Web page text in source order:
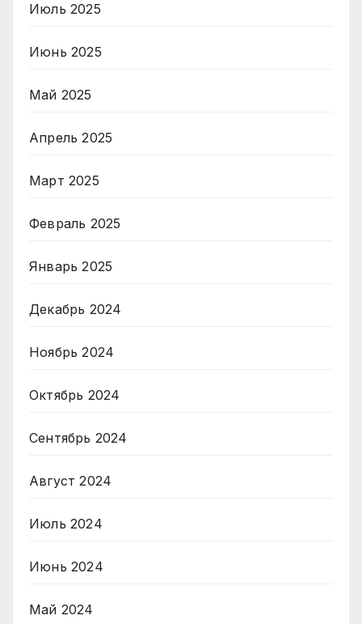
Июль 2025
Июнь 2025
Май 2025
Апрель 2025
Март 2025
Февраль 2025
Январь 2025
Декабрь 2024
Ноябрь 2024
Октябрь 2024
Сентябрь 2024
Август 2024
Июль 2024
Июнь 2024
Май 2024